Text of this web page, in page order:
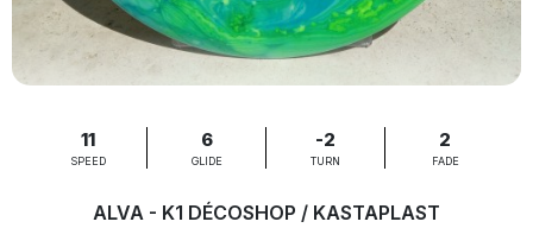
11
SPEED
6
GLIDE
-2
TURN
2
FADE
ALVA - K1 DÉCOSHOP / KASTAPLAST